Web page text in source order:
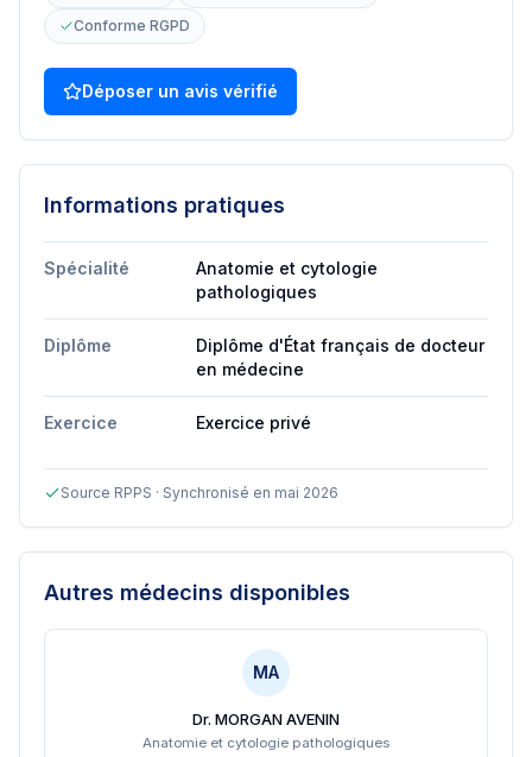
Conforme RGPD
Déposer un avis vérifié
Informations pratiques
Spécialité
Anatomie et cytologie
pathologiques
Diplôme
Diplôme d'État français de docteur
en médecine
Exercice Exercice privé
Source RPPS · Synchronisé en mai 2026
Autres médecins disponibles
MA
Dr. MORGAN AVENIN
Anatomie et cytologie pathologiques